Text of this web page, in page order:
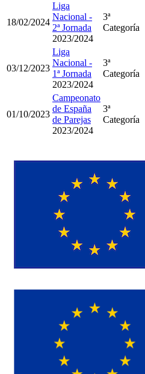
18/02/2024
Liga
Nacional -
2ª Jornada
2023/2024
3ª
Categoría
03/12/2023
Liga
Nacional -
1ª Jornada
2023/2024
3ª
Categoría
01/10/2023
Campeonato
de España
de Parejas
2023/2024
3ª
Categoría